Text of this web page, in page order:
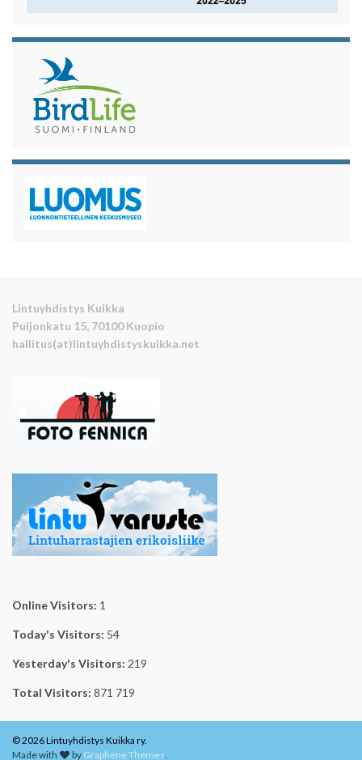
Lintuyhdistys Kuikka
Puijonkatu 15, 70100 Kuopio
hallitus(at)lintuyhdistyskuikka.net
Online Visitors: 1
Today's Visitors: 54
Yesterday's Visitors: 219
Total Visitors: 871 719
© 2026 Lintuyhdistys Kuikka ry.
Made with
by Graphene Themes